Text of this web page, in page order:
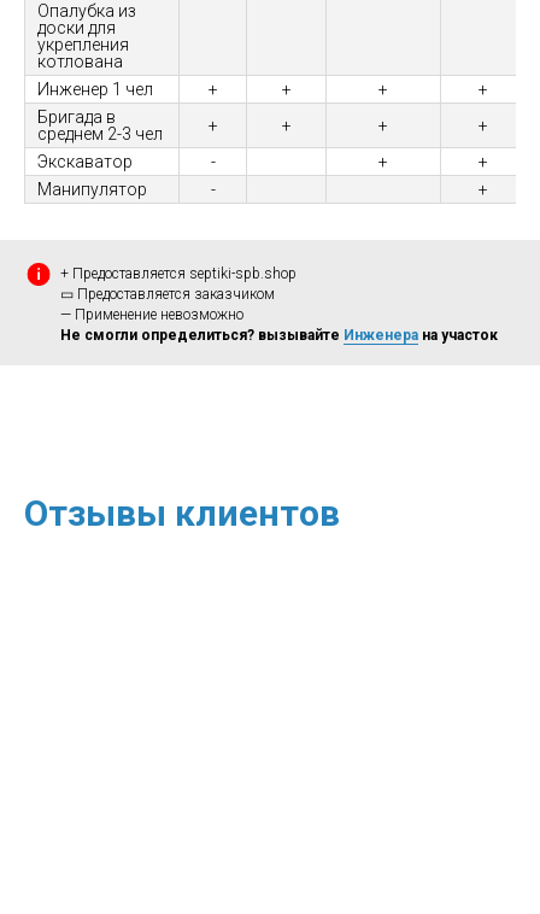
Опалубка из
доски для
укрепления
котлована
Инженер 1 чел
+ + +
+
Бригада в
среднем 2-3 чел
+ + +
+
Экскаватор
- +
+
Манипулятор
- +
+ Предоставляется septiki-spb.shop
▭ Предоставляется заказчиком
— Применение невозможно
Не смогли определиться? вызывайте Инженера на участок
Отзывы клиентов